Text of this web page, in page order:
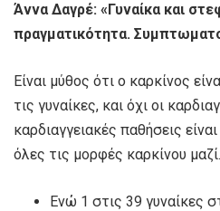
Άννα Δαγρέ: «Γυναίκα και
πραγματικότητα.
Είναι μύθος ότι ο καρκίνος
τις γυναίκες, και όχι οι
καρδιαγγειακές παθήσεις
όλες τις μορφές καρκίνου μαζί.
Ενώ 1 στις 39 γυναίκες